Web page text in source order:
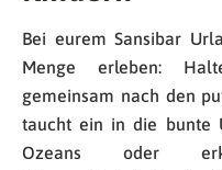
Bei eurem Sansibar
Menge erleben:
gemeinsam nach den
taucht ein in die bunte
Ozeans oder